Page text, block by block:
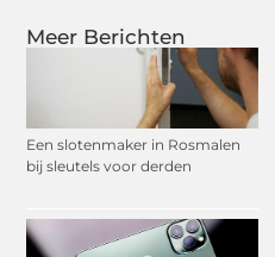
Meer Berichten
Een slotenmaker in Rosmalen
bij sleutels voor derden